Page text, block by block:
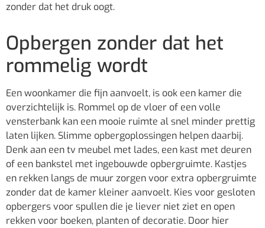
zonder dat het druk oogt.
Opbergen zonder dat het
rommelig wordt
Een woonkamer die fijn aanvoelt, is ook een kamer die
overzichtelijk is. Rommel op de vloer of een volle
vensterbank kan een mooie ruimte al snel minder prettig
laten lijken. Slimme opbergoplossingen helpen daarbij.
Denk aan een tv meubel met lades, een kast met deuren
of een bankstel met ingebouwde opbergruimte. Kastjes
en rekken langs de muur zorgen voor extra opbergruimte
zonder dat de kamer kleiner aanvoelt. Kies voor gesloten
opbergers voor spullen die je liever niet ziet en open
rekken voor boeken, planten of decoratie. Door hier